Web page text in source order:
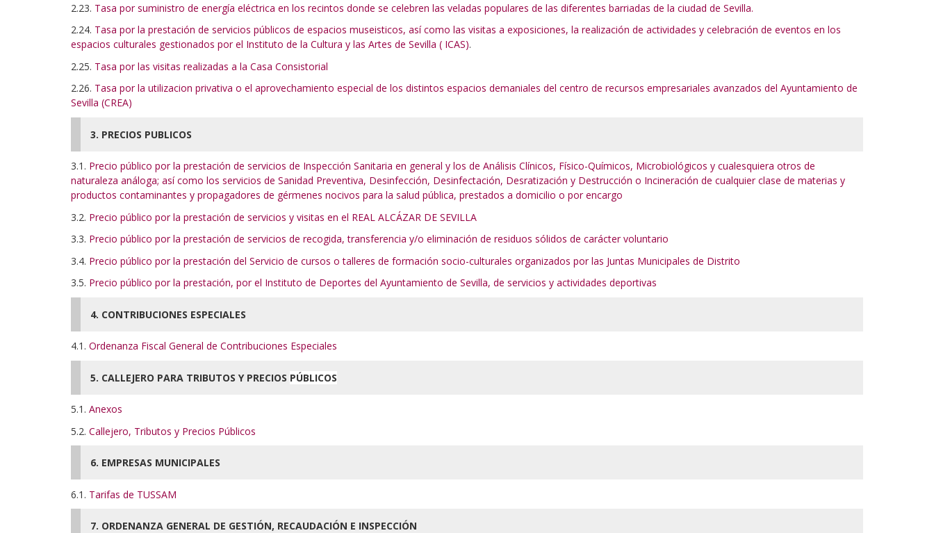
2.23. Tasa por suministro de energía eléctrica en los recintos donde se celebren las veladas populares de las diferentes barriadas de la ciudad de Sevilla.
2.24. Tasa por la prestación de servicios públicos de espacios museisticos, así como las visitas a exposiciones, la realización de actividades y celebración de eventos en los
espacios culturales gestionados por el Instituto de la Cultura y las Artes de Sevilla ( ICAS).
2.25. Tasa por las visitas realizadas a la Casa Consistorial
2.26. Tasa por la utilizacion privativa o el aprovechamiento especial de los distintos espacios demaniales del centro de recursos empresariales avanzados del Ayuntamiento de
Sevilla (CREA)
3. PRECIOS PUBLICOS
3.1. Precio público por la prestación de servicios de Inspección Sanitaria en general y los de Análisis Clínicos, Físico-Químicos, Microbiológicos y cualesquiera otros de
naturaleza análoga; así como los servicios de Sanidad Preventiva, Desinfección, Desinfectación, Desratización y Destrucción o Incineración de cualquier clase de materias y
productos contaminantes y propagadores de gérmenes nocivos para la salud pública, prestados a domicilio o por encargo
3.2. Precio público por la prestación de servicios y visitas en el REAL ALCÁZAR DE SEVILLA
3.3. Precio público por la prestación de servicios de recogida, transferencia y/o eliminación de residuos sólidos de carácter voluntario
3.4. Precio público por la prestación del Servicio de cursos o talleres de formación socio-culturales organizados por las Juntas Municipales de Distrito
3.5. Precio público por la prestación, por el Instituto de Deportes del Ayuntamiento de Sevilla, de servicios y actividades deportivas
4. CONTRIBUCIONES ESPECIALES
4.1. Ordenanza Fiscal General de Contribuciones Especiales
5. CALLEJERO PARA TRIBUTOS Y PRECIOS PÚBLICOS
5.1. Anexos
5.2. Callejero, Tributos y Precios Públicos
6. EMPRESAS MUNICIPALES
6.1. Tarifas de TUSSAM
7. ORDENANZA GENERAL DE GESTIÓN, RECAUDACIÓN E INSPECCIÓN